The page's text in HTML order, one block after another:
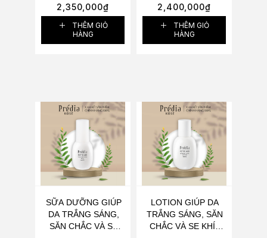
KOSÉ PRÉDIA SPA
ET MER MINERAL
LOTION WHITE I
2,350,000₫
THÊM GIỎ
HÀNG
GỌN CHUẨN V-LINE
KOSÉ PRÉDIA ET
MER G-SERUM
2,400,000₫
THÊM GIỎ
HÀNG
SỮA DƯỠNG GIÚP
DA TRẮNG SÁNG,
SĂN CHẮC VÀ SE
LOTION GIÚP DA
TRẮNG SÁNG, SĂN
CHẮC VÀ SE KHÍT